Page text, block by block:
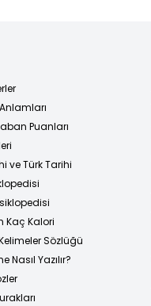
Puanları
ve Türk Tarihi
Kaç Kalori
Sözlüğü
Nasıl Yazılır?